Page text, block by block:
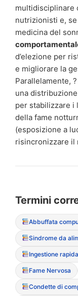
multidisciplinare
nutrizionisti e,
medicina del
d’elezione per
e migliorare la
Parallelamente,
una
per stabilizzare
della fame
(esposizione a
risincronizzare il
Termini
Fame Nervosa